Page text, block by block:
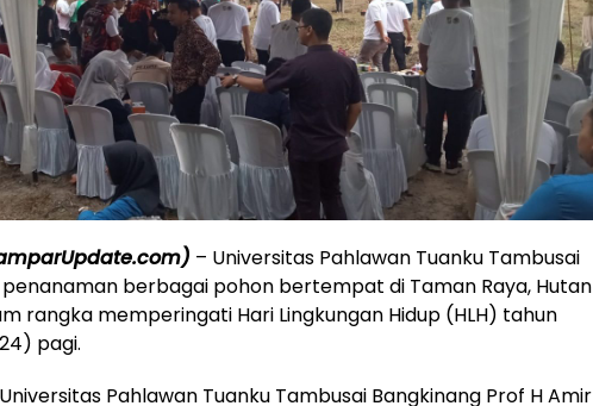
– Universitas Pahlawan Tuanku Tambusai
penanaman berbagai pohon bertempat di Taman Raya, Hutan
rangka memperingati Hari Lingkungan Hidup (HLH) tahun
pagi.
Pahlawan Tuanku Tambusai Bangkinang Prof H Amir